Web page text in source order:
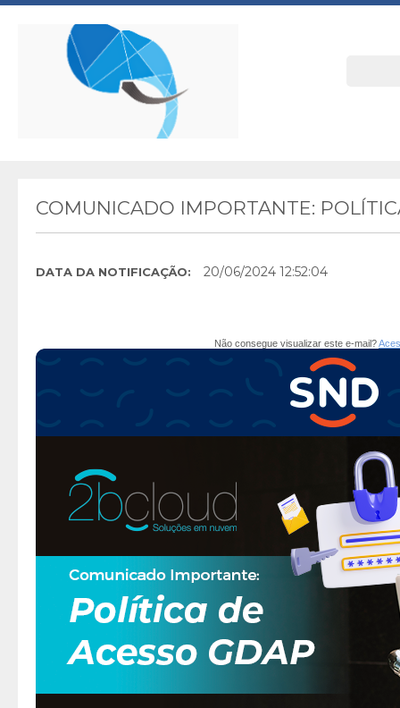
COMUNICADO IMPORTANTE:
DATA DA NOTIFICAÇÃO: 20/06/2024 12:52:04
Não consegue visualizar este e-mail?